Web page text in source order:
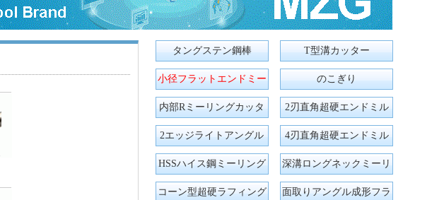
タングステン鋼棒 T型溝カッター
小径フラットエンドミー
リングカッター
のこぎり
内部Rミーリングカッタ
ー
2刃直角超硬エンドミル
2エッジライトアングル
ラウンドノーズカーバイ
ド
4刃直角超硬エンドミル
HSSハイス鋼ミーリング
カッター
深溝ロングネックミーリ
ングカッター
コーン型超硬ラフィング
面取りアングル成形フラ